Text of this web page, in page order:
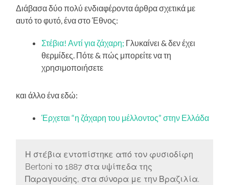
Διάβασα δύο πολύ ενδιαφέροντα άρθρα σχετικά με
αυτό το φυτό, ένα στο Έθνος:
Στέβια! Αντί για ζάχαρη; Γλυκαίνει & δεν έχει
θερμίδες. Πότε & πώς μπορείτε να τη
χρησιμοποιήσετε
και άλλο ένα εδώ:
Έρχεται “η ζάχαρη του μέλλοντος” στην Ελλάδα
Η στέβια εντοπίστηκε από τον φυσιοδίφη
Bertoni το 1887 στα υψίπεδα της
Παραγουάης, στα σύνορα με την Βραζιλία.